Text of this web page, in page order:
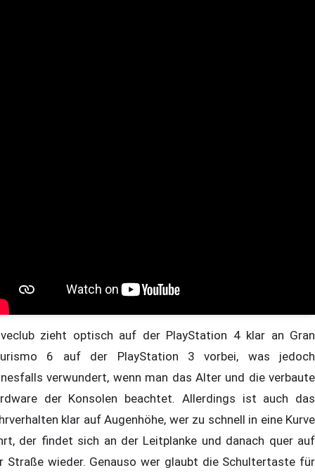
zieht optisch auf der PlayStation 4 klar an Gran
6 auf der PlayStation 3 vorbei, was jedoch
verwundert, wenn man das Alter und die verbaute
der Konsolen beachtet. Allerdings ist auch das
klar auf Augenhöhe, wer zu schnell in eine Kurve
der findet sich an der Leitplanke und danach quer auf
Straße wieder. Genauso wer glaubt die Schultertaste für